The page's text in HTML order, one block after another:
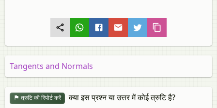
Tangents and Normals
त्रुटि की रिपोर्ट करें क्या इस प्रश्न या उत्तर में कोई त्रुटि है?